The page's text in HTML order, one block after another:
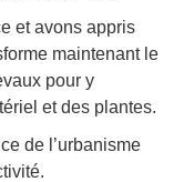
et avons appris
maintenant le
pour y
et des plantes.
de l’urbanisme